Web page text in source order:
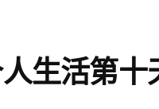
生活第十